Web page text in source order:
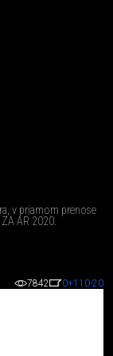
v priamom prenose
AR 2020.
7842 0+110-20